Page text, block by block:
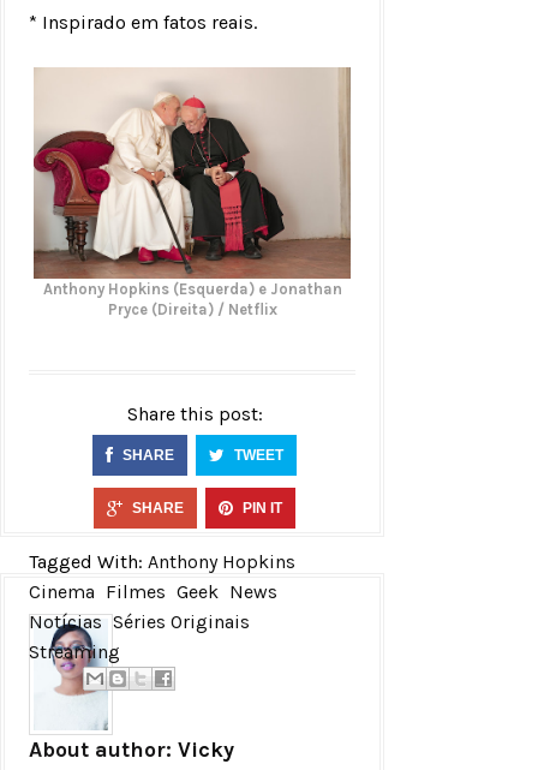
* Inspirado em fatos reais.
Anthony Hopkins (Esquerda) e Jonathan
Pryce (Direita) / Netflix
Share this post:
SHARE TWEET
SHARE PIN IT
Tagged With: Anthony Hopkins
Cinema Filmes Geek News
Notícias Séries Originais
Streaming
About author: Vicky